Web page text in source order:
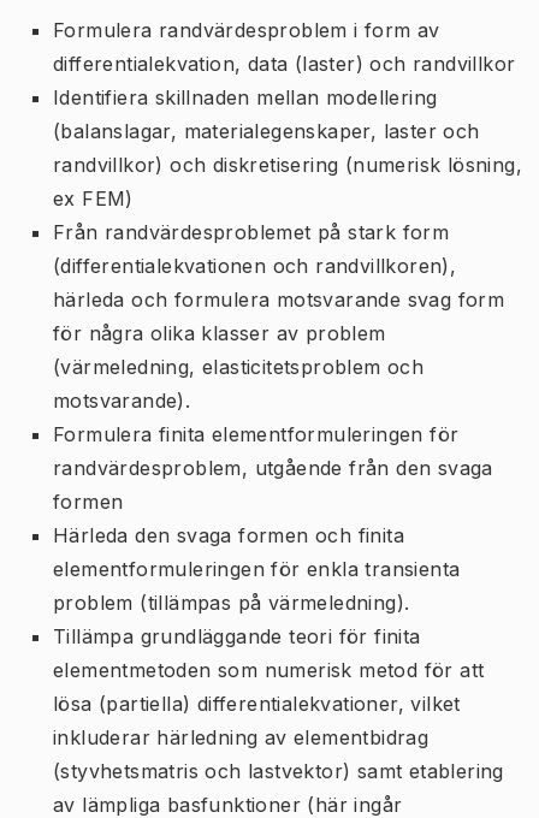
Formulera randvärdesproblem i form av
differentialekvation, data (laster) och randvillkor
Identifiera skillnaden mellan modellering
(balanslagar, materialegenskaper, laster och
randvillkor) och diskretisering (numerisk lösning,
ex FEM)
Från randvärdesproblemet på stark form
(differentialekvationen och randvillkoren),
härleda och formulera motsvarande svag form
för några olika klasser av problem
(värmeledning, elasticitetsproblem och
motsvarande).
Formulera finita elementformuleringen för
randvärdesproblem, utgående från den svaga
formen
Härleda den svaga formen och finita
elementformuleringen för enkla transienta
problem (tillämpas på värmeledning).
Tillämpa grundläggande teori för finita
elementmetoden som numerisk metod för att
lösa (partiella) differentialekvationer, vilket
inkluderar härledning av elementbidrag
(styvhetsmatris och lastvektor) samt etablering
av lämpliga basfunktioner (här ingår